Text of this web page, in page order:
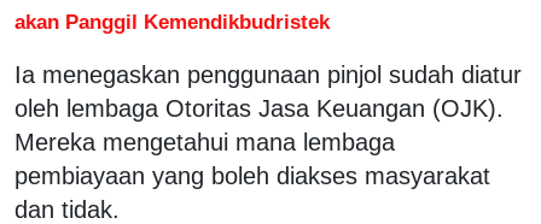
akan Panggil Kemendikbudristek
Ia menegaskan penggunaan pinjol sudah diatur
oleh lembaga Otoritas Jasa Keuangan (OJK).
Mereka mengetahui mana lembaga
pembiayaan yang boleh diakses masyarakat
dan tidak.